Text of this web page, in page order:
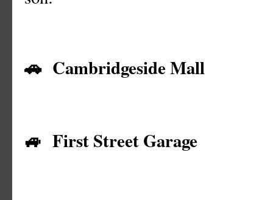
🚗 Cambridgeside Mall
🚙 First Street Garage